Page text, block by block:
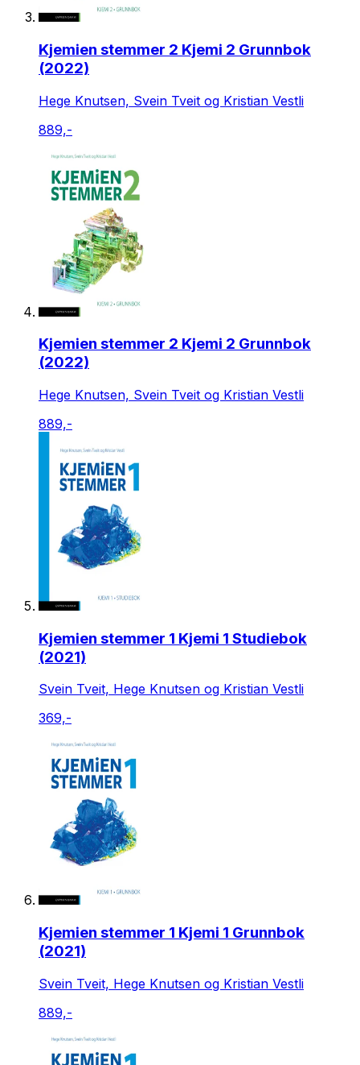
Kjemien stemmer 2 Kjemi 2 Grunnbok
(2022)
Hege Knutsen, Svein Tveit og Kristian Vestli
889,-
Kjemien stemmer 2 Kjemi 2 Grunnbok
(2022)
Hege Knutsen, Svein Tveit og Kristian Vestli
889,-
Kjemien stemmer 1 Kjemi 1 Studiebok
(2021)
Svein Tveit, Hege Knutsen og Kristian Vestli
369,-
Kjemien stemmer 1 Kjemi 1 Grunnbok
(2021)
Svein Tveit, Hege Knutsen og Kristian Vestli
889,-